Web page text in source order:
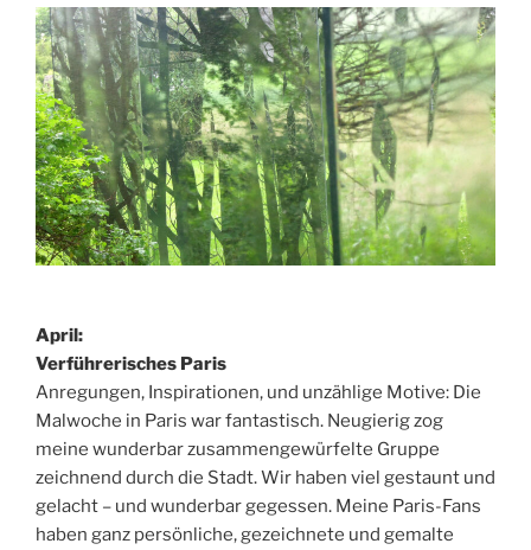
April:
Verführerisches Paris
Anregungen, Inspirationen, und unzählige Motive: Die
Malwoche in Paris war fantastisch. Neugierig zog
meine wunderbar zusammengewürfelte Gruppe
zeichnend durch die Stadt. Wir haben viel gestaunt und
gelacht – und wunderbar gegessen. Meine Paris-Fans
haben ganz persönliche, gezeichnete und gemalte